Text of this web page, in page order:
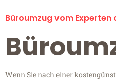
Büroumzug vom Experten
Wenn Sie nach einer